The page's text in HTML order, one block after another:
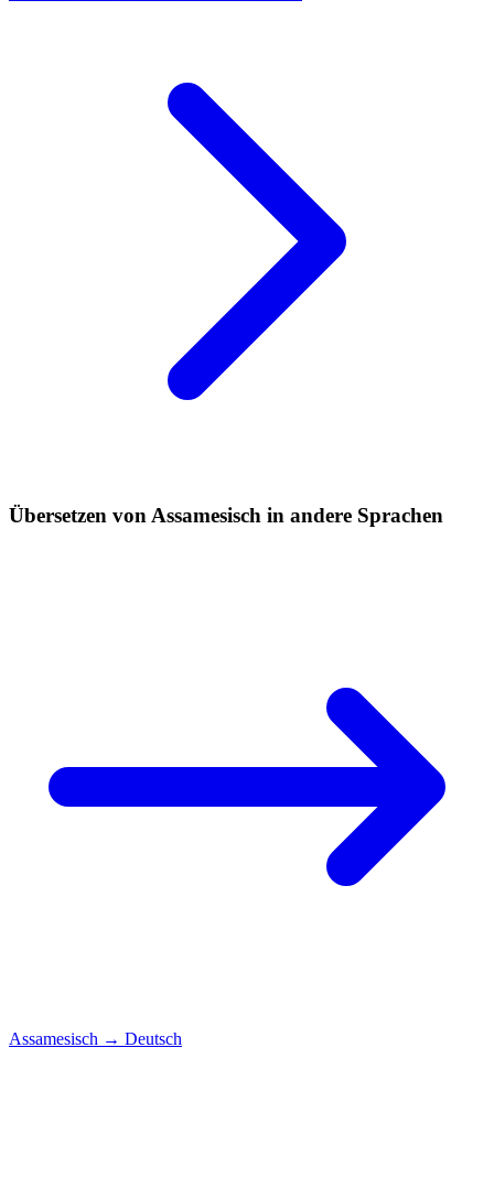
Übersetzen von Assamesisch in andere Sprachen
Assamesisch → Deutsch